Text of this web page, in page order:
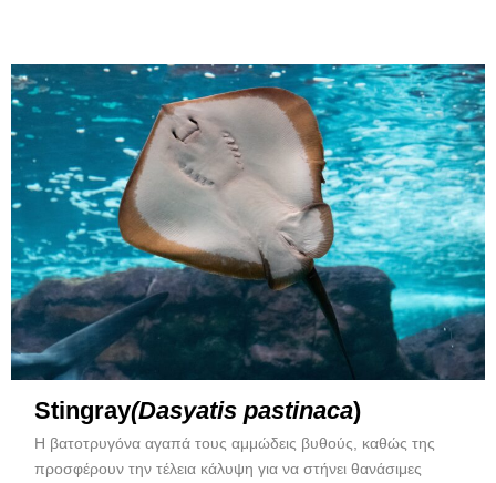
Stingray(Dasyatis pastinaca)
Η βατοτρυγόνα αγαπά τους αμμώδεις βυθούς, καθώς της
προσφέρουν την τέλεια κάλυψη για να στήνει θανάσιμες